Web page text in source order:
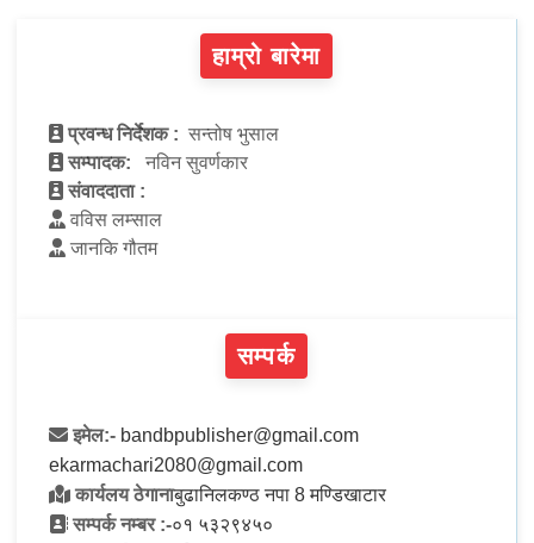
हाम्रो बारेमा
प्रवन्ध निर्देशक : सन्तोष भुसाल
सम्पादक:
नविन सुवर्णकार
संवाददाता :
वविस लम्साल
जानकि गौतम
सम्पर्क
इमेल:- bandbpublisher@gmail.com
ekarmachari2080@gmail.com
कार्यलय ठेगानाबुढानिलकण्ठ नपा 8 मण्डिखाटार
सम्पर्क नम्बर :-०१ ५३२९४५०